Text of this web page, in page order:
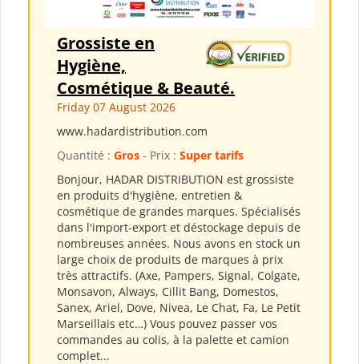
Grossiste en
Hygiène,
Cosmétique & Beauté.
Friday 07 August 2026
www.hadardistribution.com
Quantité : Gros - Prix : Super tarifs
Bonjour, HADAR DISTRIBUTION est grossiste
en produits d'hygiène, entretien &
cosmétique de grandes marques. Spécialisés
dans l'import-export et déstockage depuis de
nombreuses années. Nous avons en stock un
large choix de produits de marques à prix
très attractifs. (Axe, Pampers, Signal, Colgate,
Monsavon, Always, Cillit Bang, Domestos,
Sanex, Ariel, Dove, Nivea, Le Chat, Fa, Le Petit
Marseillais etc…) Vous pouvez passer vos
commandes au colis, à la palette et camion
complet...